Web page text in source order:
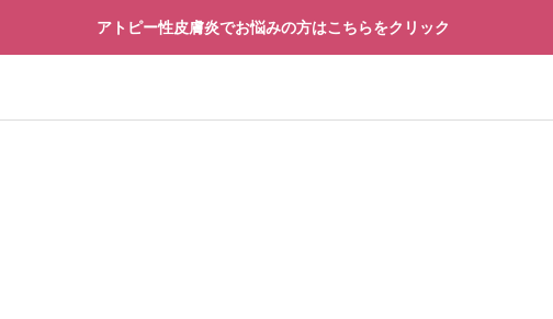
アトピー性皮膚炎でお悩みの方はこちらをクリック